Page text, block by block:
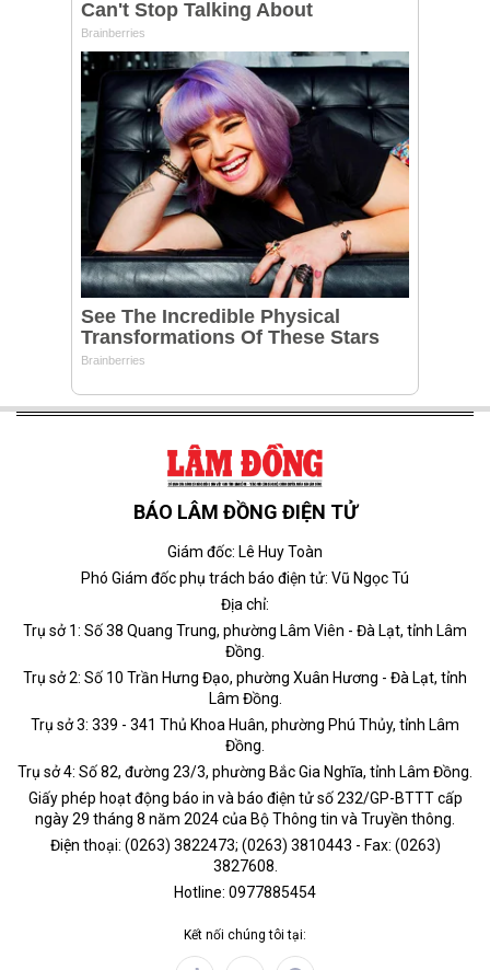
BÁO LÂM ĐỒNG ĐIỆN TỬ
Giám đốc: Lê Huy Toàn
Phó Giám đốc phụ trách báo điện tử: Vũ Ngọc Tú
Địa chỉ:
Trụ sở 1: Số 38 Quang Trung, phường Lâm Viên - Đà Lạt, tỉnh Lâm
Đồng.
Trụ sở 2: Số 10 Trần Hưng Đạo, phường Xuân Hương - Đà Lạt, tỉnh
Lâm Đồng.
Trụ sở 3: 339 - 341 Thủ Khoa Huân, phường Phú Thủy, tỉnh Lâm
Đồng.
Trụ sở 4: Số 82, đường 23/3, phường Bắc Gia Nghĩa, tỉnh Lâm Đồng.
Giấy phép hoạt động báo in và báo điện tử số 232/GP-BTTT cấp
ngày 29 tháng 8 năm 2024 của Bộ Thông tin và Truyền thông.
Điện thoại: (0263) 3822473; (0263) 3810443 - Fax: (0263)
3827608.
Hotline: 0977885454
Kết nối chúng tôi tại: